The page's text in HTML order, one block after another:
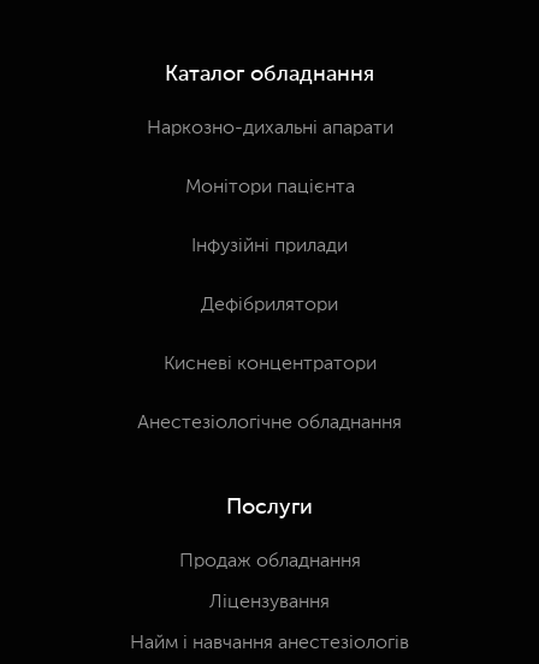
Каталог обладнання
Наркозно-дихальні апарати
Монітори пацієнта
Інфузійні прилади
Дефібрилятори
Кисневі концентратори
Анестезіологічне обладнання
Послуги
Продаж обладнання
Ліцензування
Найм і навчання анестезіологів